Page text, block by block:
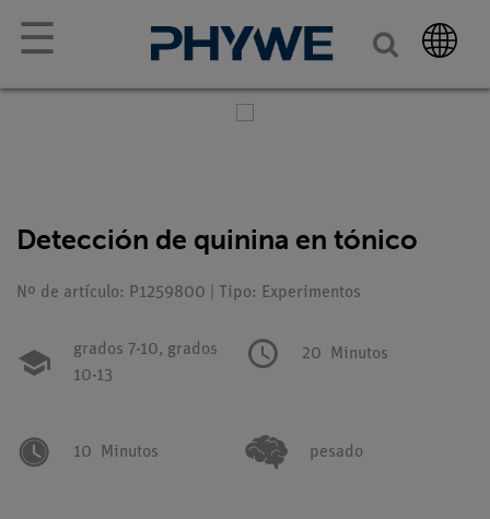
☰
Detección de quinina en tónico
Nº de artículo: P1259800 | Tipo: Experimentos
grados 7-10, grados
10-13
20 Minutos
10 Minutos pesado